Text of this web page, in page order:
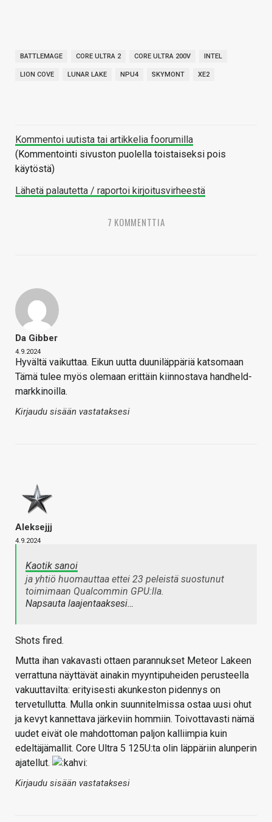
BATTLEMAGE CORE ULTRA 2 CORE ULTRA 200V INTEL
LION COVE LUNAR LAKE NPU4 SKYMONT XE2
Kommentoi uutista tai artikkelia foorumilla
(Kommentointi sivuston puolella toistaiseksi pois
käytöstä)
Lähetä palautetta / raportoi kirjoitusvirheestä
7 KOMMENTTIA
Da Gibber
4.9.2024
Hyvältä vaikuttaa. Eikun uutta duuniläppäriä katsomaan
Tämä tulee myös olemaan erittäin kiinnostava handheld-
markkinoilla.
Kirjaudu sisään vastataksesi
Aleksejjj
4.9.2024
Kaotik sanoi
ja yhtiö huomauttaa ettei 23 peleistä suostunut
toimimaan Qualcommin GPU:lla.
Napsauta laajentaaksesi…
Shots fired.
Mutta ihan vakavasti ottaen parannukset Meteor Lakeen
verrattuna näyttävät ainakin myyntipuheiden perusteella
vakuuttavilta: erityisesti akunkeston pidennys on
tervetullutta. Mulla onkin suunnitelmissa ostaa uusi ohut
ja kevyt kannettava järkeviin hommiin. Toivottavasti nämä
uudet eivät ole mahdottoman paljon kalliimpia kuin
edeltäjämallit. Core Ultra 5 125U:ta olin läppäriin alunperin
ajatellut.
Kirjaudu sisään vastataksesi